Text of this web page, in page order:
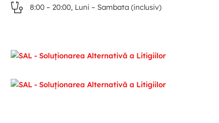
8:00 – 20:00, Luni – Sambata (inclusiv)